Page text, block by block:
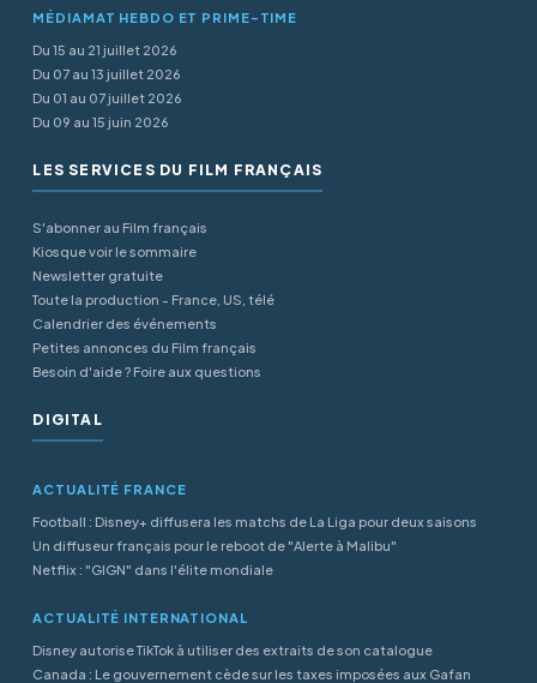
MÉDIAMAT HEBDO ET PRIME-TIME
Du 15 au 21 juillet 2026
Du 07 au 13 juillet 2026
Du 01 au 07 juillet 2026
Du 09 au 15 juin 2026
LES SERVICES DU FILM FRANÇAIS
S'abonner au Film français
Kiosque voir le sommaire
Newsletter gratuite
Toute la production - France, US, télé
Calendrier des événements
Petites annonces du Film français
Besoin d'aide ? Foire aux questions
DIGITAL
ACTUALITÉ FRANCE
Football : Disney+ diffusera les matchs de La Liga pour deux saisons
Un diffuseur français pour le reboot de "Alerte à Malibu"
Netflix : "GIGN" dans l'élite mondiale
ACTUALITÉ INTERNATIONAL
Disney autorise TikTok à utiliser des extraits de son catalogue
Canada : Le gouvernement cède sur les taxes imposées aux Gafan